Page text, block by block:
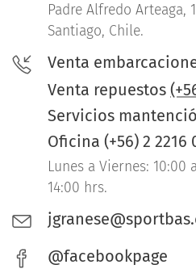
Padre Alfredo Arteaga,
Santiago, Chile.
Venta
Venta repuestos
Servicios
Oficina (+56) 2 2216
Lunes a Viernes: 10:00
14:00 hrs.
@facebookpage